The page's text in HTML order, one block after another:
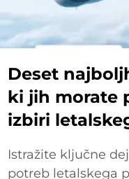
Deset
ki jih morate
izbiri
Istražite ključne
potreb letalskega